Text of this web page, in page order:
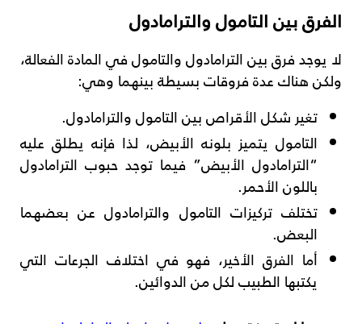
الفرق بين التامول والترامادول
لا يوجد فرق بين الترامادول والتامول في المادة الفعالة،
ولكن هناك عدة فروقات بسيطة بينهما وهي:
تغير شكل الأقراص بين التامول والترامادول.
التامول يتميز بلونه الأبيض، لذا فإنه يطلق عليه
“الترامادول الأبيض” فيما توجد حبوب الترامادول
باللون الأحمر.
تختلف تركيزات التامول والترامادول عن بعضهما
البعض.
أما الفرق الأخير، فهو في اختلاف الجرعات التي
يكتبها الطبيب لكل من الدوائين.